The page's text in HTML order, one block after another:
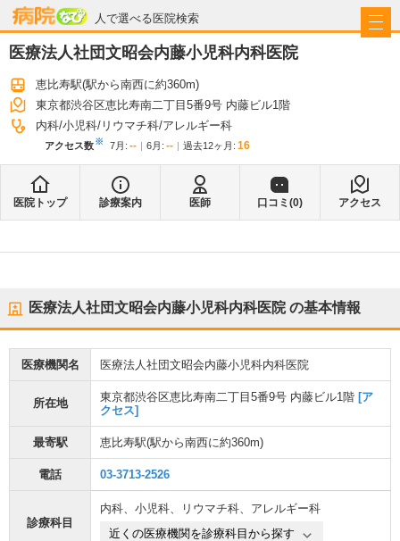
人で選べる医院検索
病院なび
医療法人社団文昭会内藤小児科内科医院
恵比寿駅(駅から南西に約360m)
東京都渋谷区恵比寿南二丁目5番9号 内藤ビル1階
内科 小児科 リウマチ科 アレルギー科
アクセス数※ 7月 : -- 6月 : -- 過去12ヶ月: 16
医院トップ 診療案内 医師 口コミ(0) アクセス
医療法人社団文昭会内藤小児科内科医院の基本情報
医療機関名 医療法人社団文昭会内藤小児科内科医院
所在地 東京都渋谷区恵比寿南二丁目5番9号 内藤ビル1階 [ア
クセス]
最寄駅 恵比寿駅(駅から南西に約360m)
電話 03-3713-2526
診療科目
内科、 小児科、 リウマチ科、 アレルギー科
近くの医療機関を診療科目から探す